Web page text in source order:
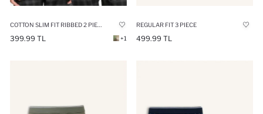
399.99 TL +1
REGULAR FIT 3 PIECE
499.99 TL